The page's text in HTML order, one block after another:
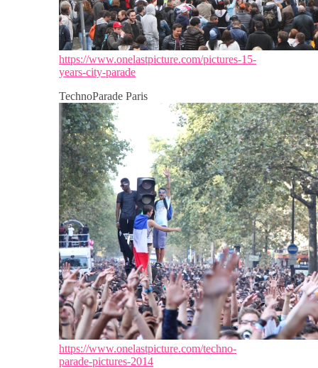
https://www.onelastpicture.com/pictures-15-
years-city-parade
TechnoParade Paris
https://www.onelastpicture.com/techno-
parade-pictures-2014